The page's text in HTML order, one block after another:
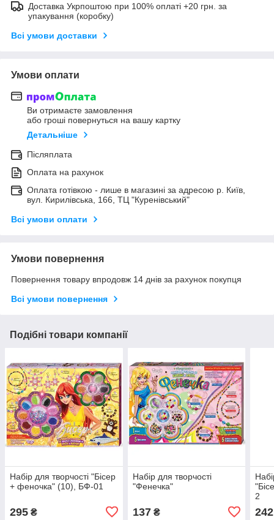
Доставка Укрпоштою при 100% оплаті +20 грн. за
упакування (коробку)
Всі умови доставки
Умови оплати
Ви отримаєте замовлення
або гроші повернуться на вашу картку
Детальніше
Післяплата
Оплата на рахунок
Оплата готівкою - лише в магазині за адресою р. Київ,
вул. Кирилівська, 166, ТЦ "Куренівський"
Всі умови оплати
Умови повернення
Повернення товару впродовж 14 днів за рахунок покупця
Всі умови повернення
Подібні товари компанії
Набір для творчості "Бісер
+ феночка" (10), БФ-01
295 ₴
Набір для творчості
"Фенечка"
137₴
2
242